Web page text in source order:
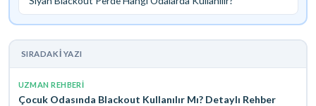
SIRADAKI YAZI
UZMAN REHBERI
Çocuk Odasında Blackout Kullanılır Mı? Detaylı Rehber